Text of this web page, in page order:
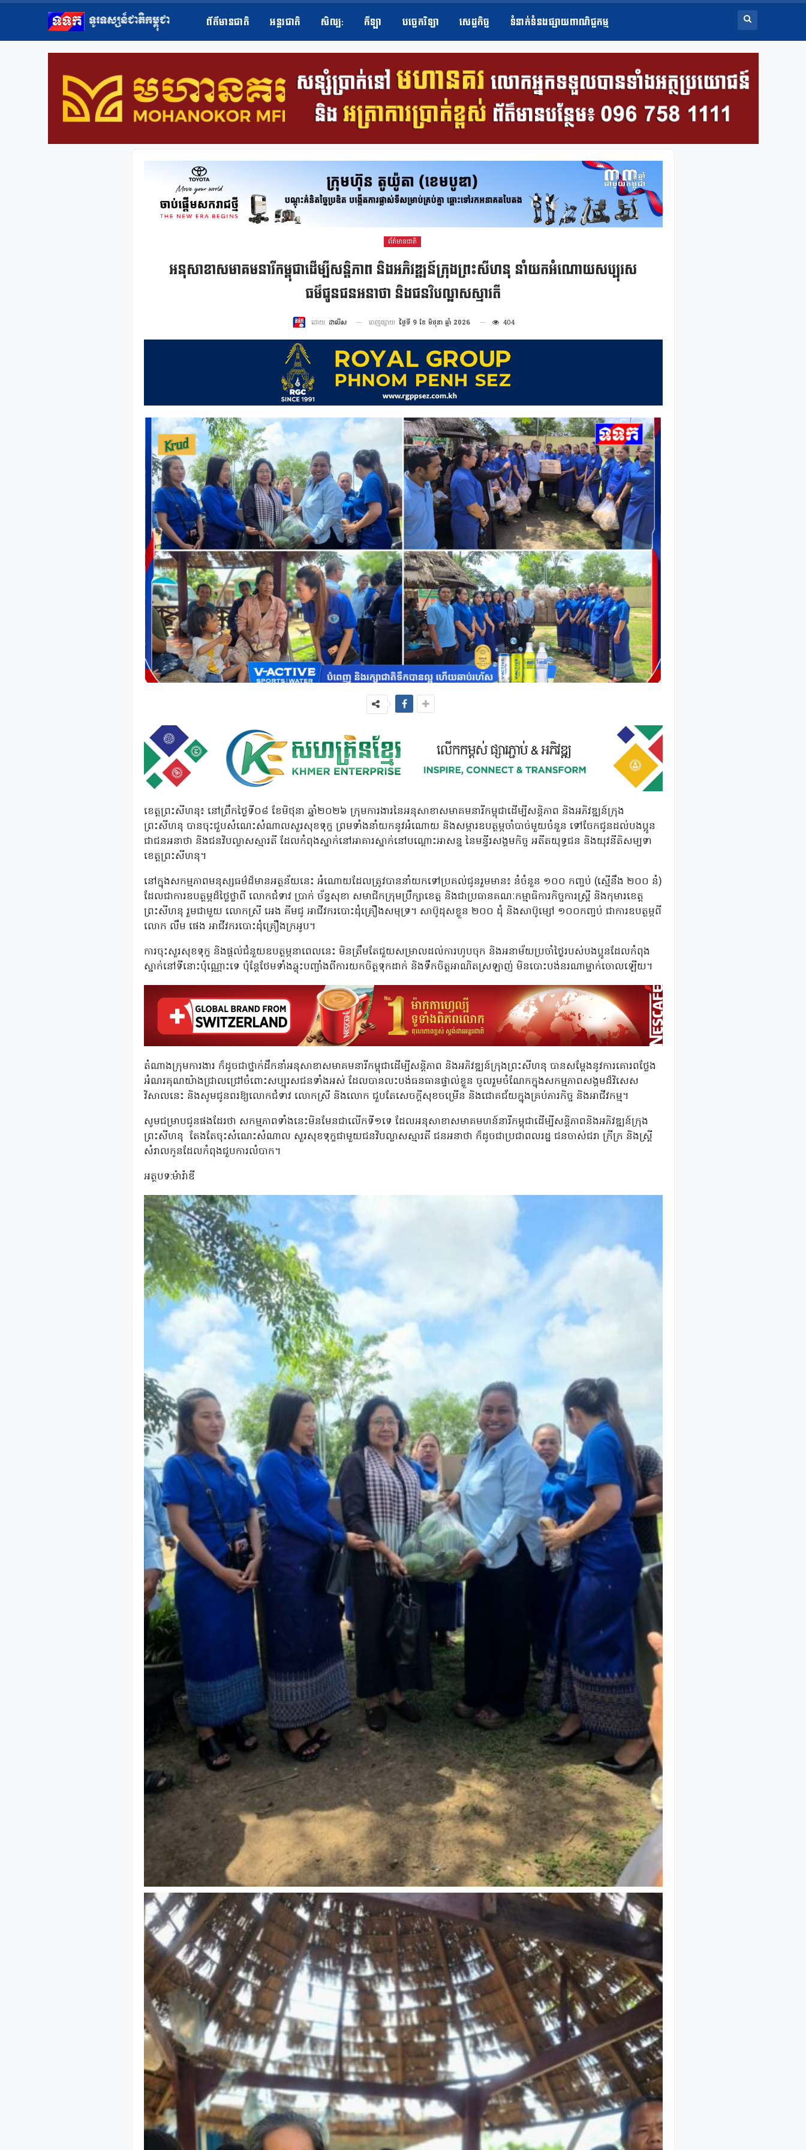
ព័ត៌មានជាតិ អន្តរជាតិ សិល្ប​: កីឡា បច្ចេកវិទ្យា សេដ្ឋកិច្ច ទំនាក់ទំនងផ្សាយពាណិជ្ជកម្ម
ព័ត៌មានជាតិ
អនុសាខាសមាគមនារីកម្ពុជាដើម្បីសន្តិភាព និងអភិវឌ្ឍន៍ក្រុងព្រះសីហនុ នាំយកអំណោយសប្បុរស
ធម៌ជូនជនអនាថា និងជនវិបល្លាសស្មារតី
ដោយ ដាលីស ចេញផ្សាយ ថ្ងៃទី 9 ខែ មិថុនា ឆ្នាំ 2026 404
ខេត្តព្រះសីហនុ៖ នៅព្រឹកថ្ងៃទី០៨ ខែមិថុនា ឆ្នាំ២០២៦ ក្រុមការងារនៃអនុសាខាសមាគមនារីកម្ពុជាដើម្បីសន្តិភាព និងអភិវឌ្ឍន៍ក្រុង
ព្រះសីហនុ បានចុះជួបសំណេះសំណាលសួរសុខទុក្ខ ព្រមទាំងនាំយកនូវអំណោយ និងសម្ភារឧបត្ថម្ភចាំបាច់មួយចំនួន ទៅចែកជូនដល់បងប្អូន
ជាជនអនាថា និងជនវិបល្លាសស្មារតី ដែលកំពុងស្នាក់នៅអាគារស្នាក់នៅបណ្តោះអាសន្ន នៃមន្ទីរសង្គមកិច្ច អតីតយុទ្ធជន និងយុវនីតិសម្បទា
ខេត្តព្រះសីហនុ។
នៅក្នុងសកម្មភាពមនុស្សធម៌ដ៏មានអត្ថន័យនេះ អំណោយដែលត្រូវបាននាំយកទៅប្រគល់ជូនរួមមាន៖ នំចំនួន ១០០ កញ្ចប់ (ស្មើនឹង ២០០ នំ)
ដែលជាការឧបត្ថម្ភដ៏ថ្លៃថ្លាពី លោកជំទាវ ប្រាក់ ច័ន្ទសុខា សមាជិកក្រុមប្រឹក្សាខេត្ត និងជាប្រធានគណៈកម្មាធិការកិច្ចការស្ត្រី និងកុមារខេត្ត
ព្រះសីហនុ រួមជាមួយ លោកស្រី អេង គីមជូ អាជីវករបោះដុំគ្រឿងសមុទ្រ។ សាប៊ូដុសខ្លួន ២០០ ដុំ និងសាប៊ូម្សៅ ១០០កញ្ចប់ ជាការឧបត្ថម្ភពី
លោក លឹម ផេង អាជីវករបោះដុំគ្រឿងក្រអូប។
ការចុះសួរសុខទុក្ខ និងផ្តល់ជំនួយឧបត្ថម្ភនាពេលនេះ មិនត្រឹមតែជួយសម្រាលដល់ការហូបចុក និងអនាម័យប្រចាំថ្ងៃរបស់បងប្អូនដែលកំពុង
ស្នាក់នៅទីនោះប៉ុណ្ណោះទេ ប៉ុន្តែថែមទាំងឆ្លុះបញ្ចាំងពីការយកចិត្តទុកដាក់ និងទឹកចិត្តអាណិតស្រឡាញ់ មិនបោះបង់នរណាម្នាក់ចោលឡើយ។
តំណាងក្រុមការងារ ក៏ដូចជាថ្នាក់ដឹកនាំអនុសាខាសមាគមនារីកម្ពុជាដើម្បីសន្តិភាព និងអភិវឌ្ឍន៍ក្រុងព្រះសីហនុ បានសម្តែងនូវការគោរពថ្លែង
អំណរគុណយ៉ាងជ្រាលជ្រៅចំពោះសប្បុរសជនទាំងអស់ ដែលបានលះបង់ធនធានផ្ទាល់ខ្លួន ចូលរួមចំណែកក្នុងសកម្មភាពសង្គមដ៏វិសេស
វិសាលនេះ និងសូមជូនពរឱ្យលោកជំទាវ លោកស្រី និងលោក ជួបតែសេចក្តីសុខចម្រើន និងជោគជ័យក្នុងគ្រប់ភារកិច្ច និងអាជីវកម្ម។
សូមជម្រាបជូនផងដែរថា សកម្មភាពទាំងនេះមិនមែនជាលើកទី១ទេ ដែលអនុសាខាសមាគមហន៍នារីកម្ពុជាដើម្បីសន្តិភាពនិងអភិវឌ្ឍន៍ក្រុង
ព្រះសីហនុ តែងតែចុះសំណេះសំណាល សួរសុខទុក្ខជាមួយជនវិបល្លាសស្មារតី ជនអនាថា ក៏ដូចជាប្រជាពលរដ្ឋ ជនចាស់ជរា ក្រីក្រ និងស្រ្តី
សំរាលកូនដែលកំពុងជួបការលំបាក។
អត្ថបទ:ម៉ារ៉ាឌី